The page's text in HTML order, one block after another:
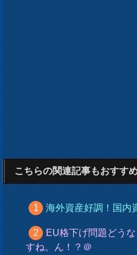
こちらの関連記事もおすす
海外資産好調！国内
EU格下げ問題どう
すね。ん！？＠